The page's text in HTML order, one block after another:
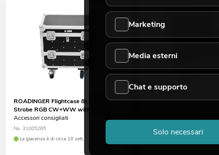
ROADINGER Flightcase 8x IP PIX
Strobe RGB CW+WW with wheels
Accessori consigliati
No. 31005265
La giacenza è di circa 10 sett.
ROADINGER Flightcase
Accessori consigliati
No. 31005266
Marketing
Media esterni
Chat e supporto
Solo necessari